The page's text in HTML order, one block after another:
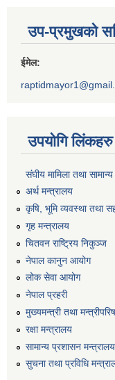
उप-प्रमुखको
ईमेल:
उपयोगि लिंकहरु
संघीय मामिला तथा
अर्थ मन्त्रालय
कृषि, भूमि व्यवस्था तथा
गृह मन्त्रालय
चितवन राष्ट्रिय निकुञ्ज
नेपाल कानुन आयोग
लोक सेवा आयोग
नेपाल प्रहरी
मुख्यमन्त्री तथा
रक्षा मन्त्रालय
सामान्य प्रशासन मन्त्रालय
सुचना तथा प्रविधि